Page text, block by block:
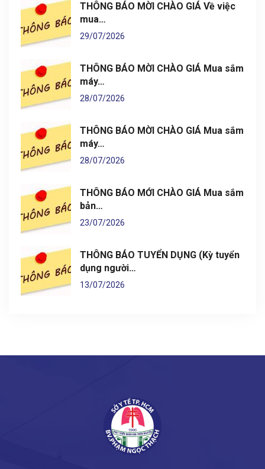
THÔNG BÁO MỜI CHÀO GIÁ Về việc
mua…
29/07/2026
THÔNG BÁO MỜI CHÀO GIÁ Mua sắm
máy…
28/07/2026
THÔNG BÁO MỜI CHÀO GIÁ Mua sắm
máy…
28/07/2026
THÔNG BÁO MỚI CHÀO GIÁ Mua sắm
bản…
23/07/2026
THÔNG BÁO TUYỂN DỤNG (Kỳ tuyển
dụng người…
13/07/2026